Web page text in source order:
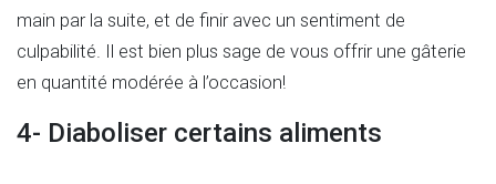
main par la suite, et de finir avec un sentiment de
culpabilité. Il est bien plus sage de vous offrir une gâterie
en quantité modérée à l’occasion!
4- Diaboliser certains aliments